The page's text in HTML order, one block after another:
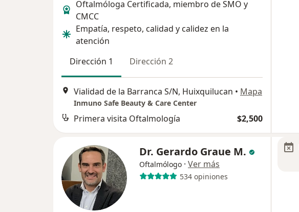
Oftalmóloga Certificada, miembro de SMO y
CMCC
Empatía, respeto, calidad y calidez en la
atención
Dirección 1
Dirección 2
Vialidad de la Barranca S/N, Huixquilucan • Mapa
Inmuno Safe Beauty & Care Center
Primera visita Oftalmología $2,500
Dr. Gerardo Graue M.
Oftalmólogo · Ver más
534 opiniones